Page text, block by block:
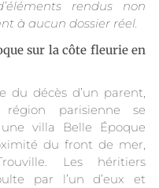
rendus non
à aucun dossier réel.
sur la côte fleurie en
du décès d’un parent,
parisienne se
villa Belle Époque
du front de mer,
Les héritiers
par l’un d’eux et